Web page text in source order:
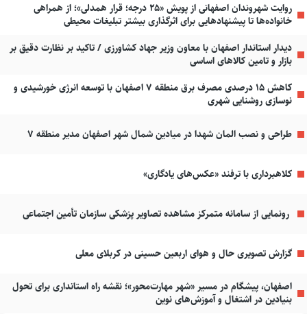
روایت شهروندان اصفهانی از پویش «۲۵ درجه؛ قرار همدلی»؛ از همراهی
خانواده‌ها تا پیشنهادهایی برای اثرگذاری بیشتر تبلیغات محیطی
دیدار استاندار اصفهان با معاون وزیر جهاد کشاورزی / تاکید بر نظارت دقیق بر
بازار و تامین کالاهای اساسی
کاهش ۱۵ درصدی مصرف برق منطقه ۷ اصفهان با توسعه انرژی خورشیدی و
نوسازی روشنایی شهری
طراحی و نصب المان شهدا در میادین شمال شهر اصفهان مدیر منطقه ۷
کلاهبرداری با ترفند «عکس‌های یادگاری»
رونمایی از سامانه متمرکز مشاهده تصاویر پزشکی سازمان تأمین اجتماعی
گزارش تصویری حال و هوای اربعین حسینی در کربلای معلی
اصفهان، پیشگام در مسیر «شهر مهارت‌محور»؛ نقشه راه استانداری برای تحول
بنیادین در اشتغال و آموزش‌های نوین